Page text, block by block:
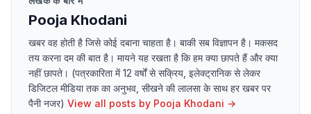
Pooja Khodani
खबर वह होती है जिसे कोई दबाना चाहता है। बाकी सब विज्ञापन है। मकसद
तय करना दम की बात है। मायने यह रखता है कि हम क्या छापते हैं और क्या
नहीं छापते। (पत्रकारिता में 12 वर्षों से सक्रिय, इलेक्ट्रानिक से लेकर
डिजिटल मीडिया तक का अनुभव, सीखने की लालसा के साथ हर खबर पर
पैनी नजर) View all posts by Pooja Khodani →